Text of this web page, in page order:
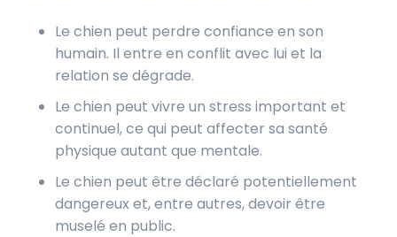
Le chien peut perdre confiance en son
humain. Il entre en conflit avec lui et la
relation se dégrade.
Le chien peut vivre un stress important et
continuel, ce qui peut affecter sa santé
physique autant que mentale.
Le chien peut être déclaré potentiellement
dangereux et, entre autres, devoir être
muselé en public.